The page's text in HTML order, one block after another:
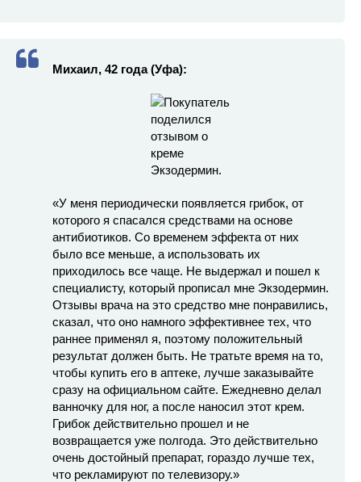
Михаил, 42 года (Уфа):
«У меня периодически появляется грибок, от
которого я спасался средствами на основе
антибиотиков. Со временем эффекта от них
было все меньше, а использовать их
приходилось все чаще. Не выдержал и пошел к
специалисту, который прописал мне Экзодермин.
Отзывы врача на это средство мне понравились,
сказал, что оно намного эффективнее тех, что
раннее применял я, поэтому положительный
результат должен быть. Не тратьте время на то,
чтобы купить его в аптеке, лучше заказывайте
сразу на официальном сайте. Ежедневно делал
ванночку для ног, а после наносил этот крем.
Грибок действительно прошел и не
возвращается уже полгода. Это действительно
очень достойный препарат, гораздо лучше тех,
что рекламируют по телевизору.»